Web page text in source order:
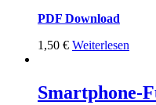
PDF Download
1,50 € Weiterlesen
Smartphone-